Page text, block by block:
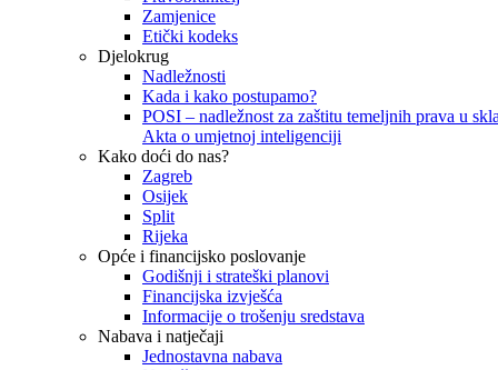
Zamjenice
Etički kodeks
Djelokrug
Nadležnosti
Kada i kako postupamo?
POSI – nadležnost za zaštitu temeljnih prava u
Akta o umjetnoj inteligenciji
Kako doći do nas?
Zagreb
Osijek
Split
Rijeka
Opće i financijsko poslovanje
Godišnji i strateški planovi
Financijska izvješća
Informacije o trošenju sredstava
Nabava i natječaji
Jednostavna nabava